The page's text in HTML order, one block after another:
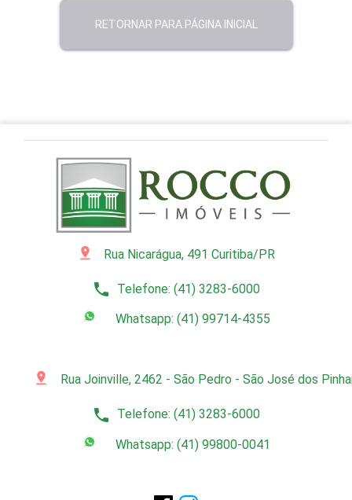
pin_drop Rua Nicarágua, 491 Curitiba/PR
phone Telefone: (41) 3283-6000
Whatsapp: (41) 99714-4355
pin_drop Rua Joinville, 2462 - São Pedro - São José dos
phone Telefone: (41) 3283-6000
Whatsapp: (41) 99800-0041
RETORNAR PARA PÁGINA INICIAL